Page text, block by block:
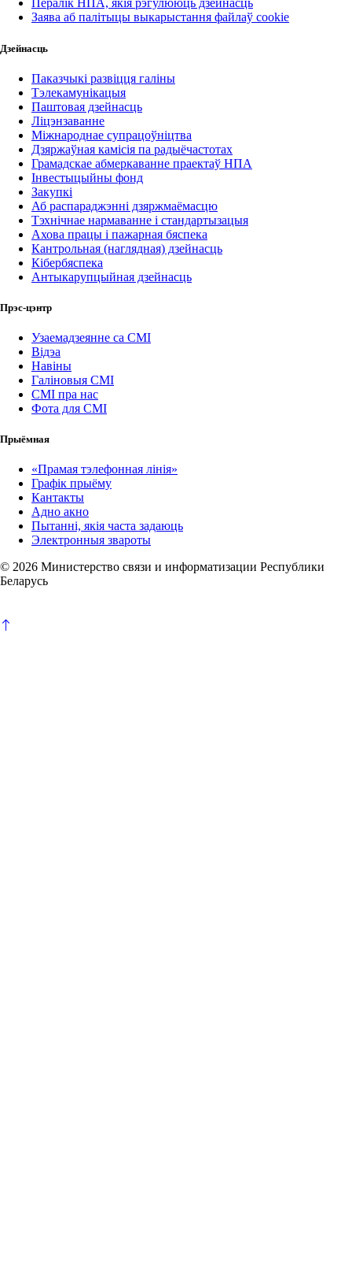
Пералік НПА, якія рэгулююць дзейнасць
Заява аб палітыцы выкарыстання файлаў cookie
Дзейнасць
Паказчыкі развіцця галіны
Тэлекамунікацыя
Паштовая дзейнасць
Ліцэнзаванне
Міжнароднае супрацоўніцтва
Дзяржаўная камісія па радыёчастотах
Грамадскае абмеркаванне праектаў НПА
Інвестыцыйны фонд
Закупкі
Аб распараджэнні дзяржмаёмасцю
Тэхнічнае нармаванне і стандартызацыя
Ахова працы і пажарная бяспека
Кантрольная (наглядная) дзейнасць
Кібербяспека
Антыкарупцыйная дзейнасць
Прэс-цэнтр
Узаемадзеянне са СМІ
Відэа
Навіны
Галіновыя СМІ
СМІ пра нас
Фота для СМІ
Прыёмная
«Прамая тэлефонная лінія»
Графік прыёму
Кантакты
Адно акно
Пытанні, якія часта задаюць
Электронныя звароты
© 2026 Министерство связи и информатизации Республики
Беларусь